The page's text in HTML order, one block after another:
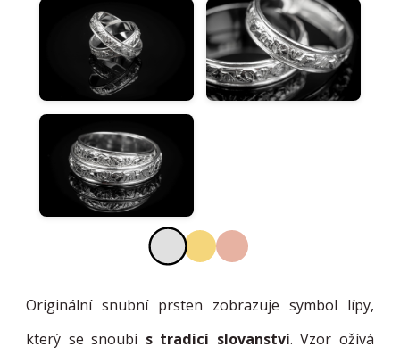
Originální snubní prsten zobrazuje symbol lípy,
který se snoubí s tradicí slovanství. Vzor ožívá